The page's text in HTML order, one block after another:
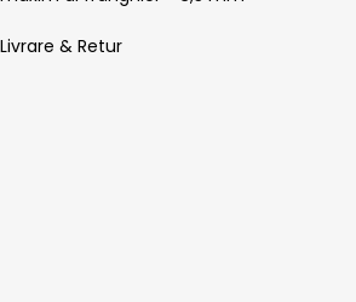
Livrare & Retur